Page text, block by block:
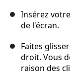
Insérez
de l'écran.
Faites
droit. Vous
raison des